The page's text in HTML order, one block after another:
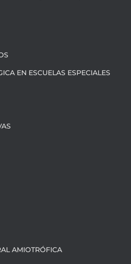
EN ESCUELAS ESPECIALES
AMIOTRÓFICA